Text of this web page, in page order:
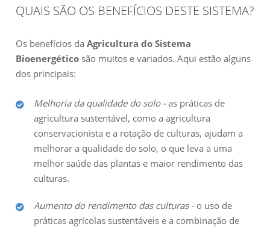
QUAIS SÃO OS BENEFÍCIOS DESTE SISTEMA?
Os benefícios da Agricultura do Sistema
Bioenergético são muitos e variados. Aqui estão alguns
dos principais:
Melhoria da qualidade do solo -as práticas de
agricultura sustentável, como a agricultura
conservacionista e a rotação de culturas, ajudam a
melhorar a qualidade do solo, o que leva a uma
melhor saúde das plantas e maior rendimento das
culturas.
Aumento do rendimento das culturas -o uso de
práticas agrícolas sustentáveis ​​e a combinação de